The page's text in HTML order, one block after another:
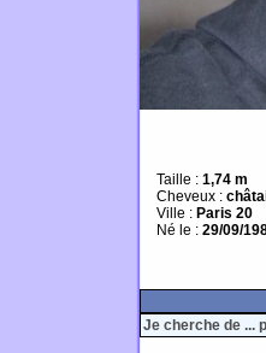
Taille : 1,74 m
Cheveux :
Ville : Paris 20
Né le : 29/09/
Je cherche de ...